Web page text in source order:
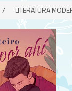
/ LITERATURA